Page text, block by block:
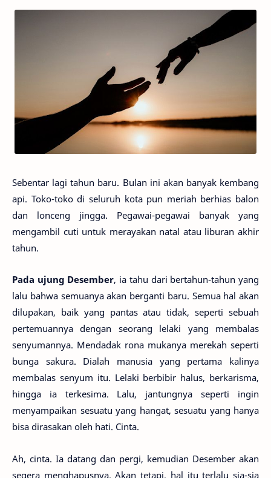
Sebentar lagi tahun baru. Bulan ini akan banyak kembang
api. Toko-toko di seluruh kota pun meriah berhias balon
dan lonceng jingga. Pegawai-pegawai banyak yang
mengambil cuti untuk merayakan natal atau liburan akhir
tahun.
Pada ujung Desember, ia tahu dari bertahun-tahun yang
lalu bahwa semuanya akan berganti baru. Semua hal akan
dilupakan, baik yang pantas atau tidak, seperti sebuah
pertemuannya dengan seorang lelaki yang membalas
senyumannya. Mendadak rona mukanya merekah seperti
bunga sakura. Dialah manusia yang pertama kalinya
membalas senyum itu. Lelaki berbibir halus, berkarisma,
hingga ia terkesima. Lalu, jantungnya seperti ingin
menyampaikan sesuatu yang hangat, sesuatu yang hanya
bisa dirasakan oleh hati. Cinta.
Ah, cinta. Ia datang dan pergi, kemudian Desember akan
segera menghapusnya. Akan tetapi, hal itu terlalu sia-sia